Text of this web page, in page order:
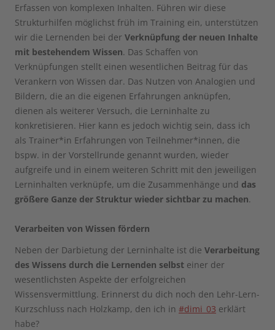
Erfassen von komplexen Inhalten. Führen wir diese
Strukturhilfen möglichst früh im Training ein, unterstützen
wir die Lernenden bei der Verknüpfung der neuen Inhalte
mit bestehendem Wissen. Das Schaffen von
Verknüpfungen stellt einen wesentlichen Beitrag für das
Verankern von Wissen dar. Das Nutzen von Analogien und
Bildern, die an die eigenen Erfahrungen anknüpfen,
dienen als weiterer Versuch, die Lerninhalte zu
konkretisieren. Hier kann es jedoch wichtig sein, dass ich
als Trainer*in Erfahrungen von Teilnehmer*innen, die
bspw. in der Vorstellrunde genannt wurden, wieder
aufgreife und in einem weiteren Schritt mit den jeweiligen
Lerninhalten verknüpfe, um die Zusammenhänge und das
größere Ganze der Struktur wieder sichtbar zu machen.
Verarbeiten von Wissen fördern
Neben der Darbietung der Lerninhalte ist die Verarbeitung
des Wissens durch die Lernenden selbst einer der
wesentlichsten Aspekte der erfolgreichen
Wissensvermittlung. Erinnerst du dich noch den Lehr-Lern-
Kurzschluss nach Holzkamp, den ich in #dimi_03 erklärt
habe?